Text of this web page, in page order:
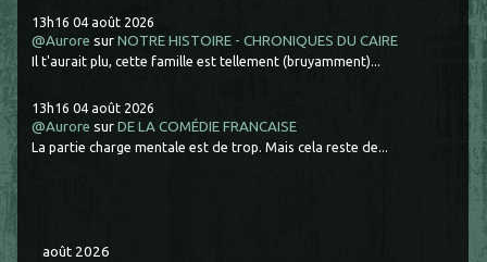
13h16 04 août 2026
@Aurore surNOTRE HISTOIRE - CHRONIQUES DU CAIRE
Il t'aurait plu, cette famille est tellement (bruyamment)...
13h16 04 août 2026
@Aurore surDE LA COMÉDIE FRANCAISE
La partie charge mentale est de trop. Mais cela reste de...
août 2026